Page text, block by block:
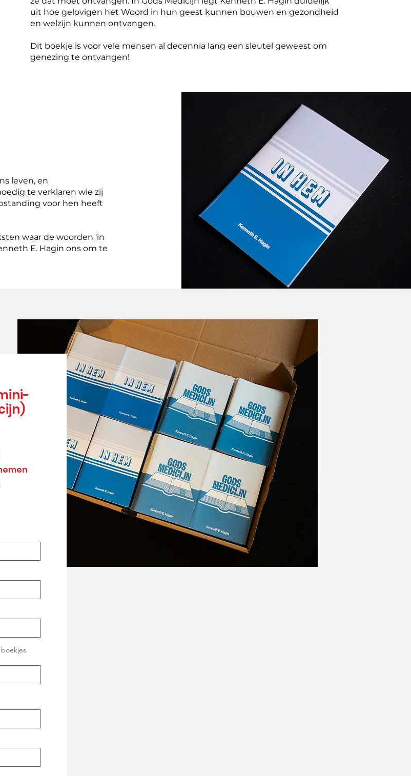
uit hoe gelovigen het Woord in hun geest kunnen bouwen en gezondheid
en welzijn kunnen ontvangen.
Dit boekje is voor vele mensen al decennia lang een sleutel geweest om
genezing te ontvangen!
leven, en
te verklaren wie zij
voor hen heeft
waar de woorden 'in
E. Hagin ons om te